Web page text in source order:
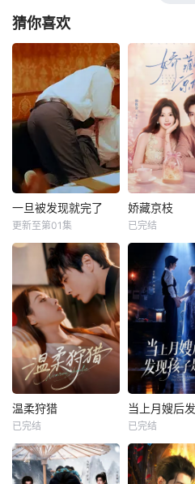
猜你喜欢
一旦被发现就完了
更新至第01集
娇藏京枝
已完结
温柔狩猎
已完结 已完结